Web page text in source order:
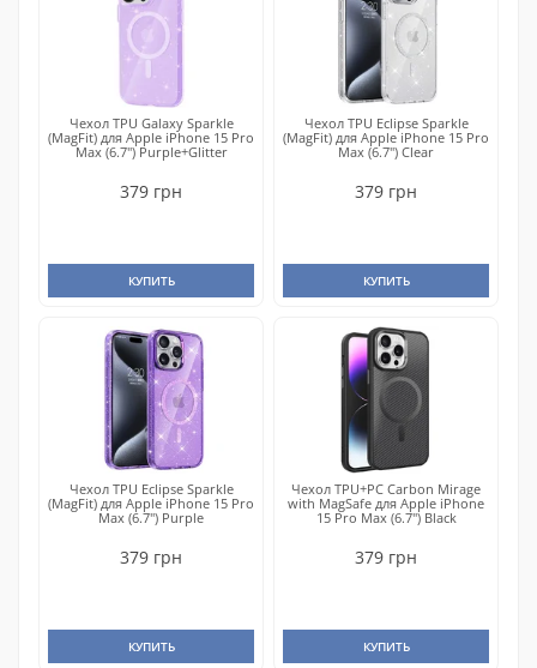
Чехол TPU Galaxy Sparkle
(MagFit) для Apple iPhone 15 Pro
Max (6.7") Purple+Glitter
379 грн
КУПИТЬ
Чехол TPU Eclipse Sparkle
(MagFit) для Apple iPhone 15 Pro
Max (6.7") Clear
379 грн
КУПИТЬ
Чехол TPU Eclipse Sparkle
(MagFit) для Apple iPhone 15 Pro
Max (6.7") Purple
379 грн
КУПИТЬ
Чехол TPU+PC Carbon Mirage
with MagSafe для Apple iPhone
15 Pro Max (6.7") Black
379 грн
КУПИТЬ